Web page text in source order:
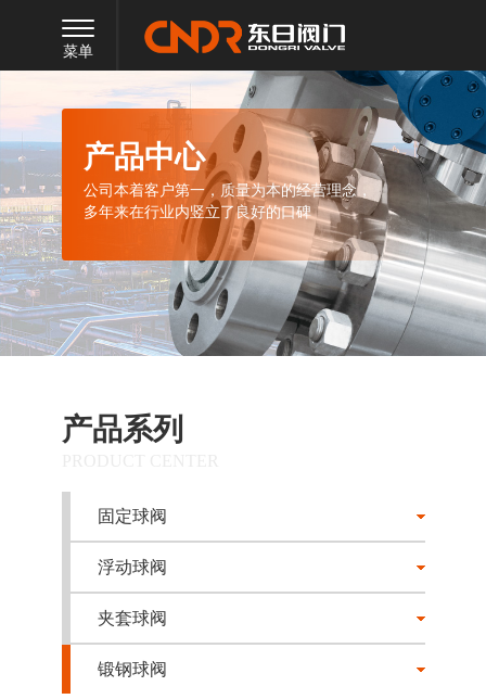
菜单
产品中心
公司本着客户第一，质量为本的经营理念，
多年来在行业内竖立了良好的口碑
产品系列
固定球阀
浮动球阀
夹套球阀
锻钢球阀